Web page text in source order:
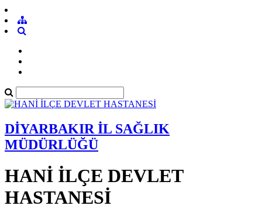
DİYARBAKIR İL SAĞLIK
MÜDÜRLÜĞÜ
HANİ İLÇE DEVLET
HASTANESİ